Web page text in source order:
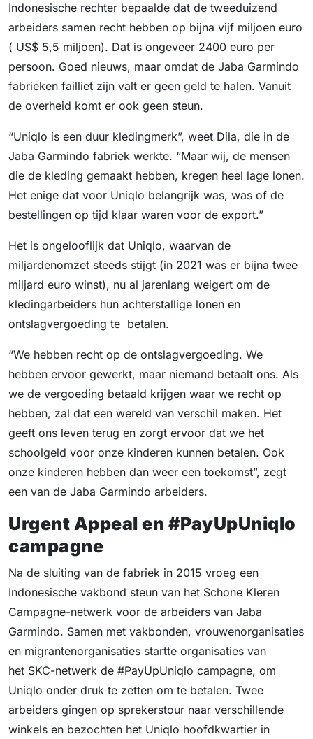
Indonesische rechter bepaalde dat de tweeduizend
arbeiders samen recht hebben op bijna vijf miljoen euro
( US$ 5,5 miljoen). Dat is ongeveer 2400 euro per
persoon. Goed nieuws, maar omdat de Jaba Garmindo
fabrieken failliet zijn valt er geen geld te halen. Vanuit
de overheid komt er ook geen steun.
“Uniqlo is een duur kledingmerk”, weet Dila, die in de
Jaba Garmindo fabriek werkte. “Maar wij, de mensen
die de kleding gemaakt hebben, kregen heel lage lonen.
Het enige dat voor Uniqlo belangrijk was, was of de
bestellingen op tijd klaar waren voor de export.”
Het is ongelooflijk dat Uniqlo, waarvan de
miljardenomzet steeds stijgt (in 2021 was er bijna twee
miljard euro winst), nu al jarenlang weigert om de
kledingarbeiders hun achterstallige lonen en
ontslagvergoeding te betalen.
“We hebben recht op de ontslagvergoeding. We
hebben ervoor gewerkt, maar niemand betaalt ons. Als
we de vergoeding betaald krijgen waar we recht op
hebben, zal dat een wereld van verschil maken. Het
geeft ons leven terug en zorgt ervoor dat we het
schoolgeld voor onze kinderen kunnen betalen. Ook
onze kinderen hebben dan weer een toekomst”, zegt
een van de Jaba Garmindo arbeiders.
Urgent Appeal en #PayUpUniqlo
campagne
Na de sluiting van de fabriek in 2015 vroeg een
Indonesische vakbond steun van het Schone Kleren
Campagne-netwerk voor de arbeiders van Jaba
Garmindo. Samen met vakbonden, vrouwenorganisaties
en migrantenorganisaties startte organisaties van
het SKC-netwerk de #PayUpUniqlo campagne, om
Uniqlo onder druk te zetten om te betalen. Twee
arbeiders gingen op sprekerstour naar verschillende
winkels en bezochten het Uniqlo hoofdkwartier in